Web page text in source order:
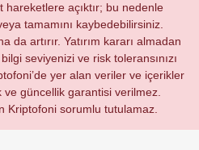
hareketlere açıktır; bu nedenle
veya tamamını kaybedebilirsiniz.
da artırır. Yatırım kararı almadan
seviyenizi ve risk toleransınızı
yer alan veriler ve içerikler
ve güncellik garantisi verilmez.
Kriptofoni sorumlu tutulamaz.